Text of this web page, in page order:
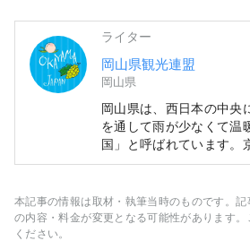
ライター
岡山県観光連盟
岡山県
岡山県は、西日本の中央
を通して雨が少なくて温
国」と呼ばれています。
名観光地めぐりの中間地
ります。 また、「フルーツ王国岡山」とも呼
ばれ、瀬戸内の温暖な気
本記事の情報は取材・執筆当時のものです。
の内容・料金が変更となる可能性があります
ください。